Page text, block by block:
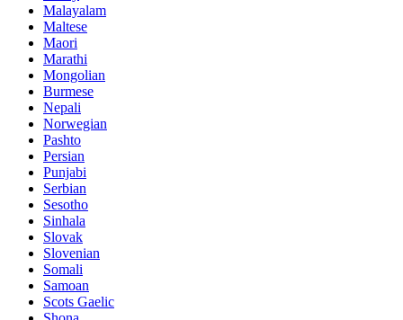
Malayalam
Maltese
Maori
Marathi
Mongolian
Burmese
Nepali
Norwegian
Pashto
Persian
Punjabi
Serbian
Sesotho
Sinhala
Slovak
Slovenian
Somali
Samoan
Scots Gaelic